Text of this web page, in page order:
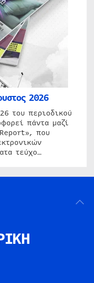
2026
του περιοδικού
πάντα μαζί
που
τεύχο…